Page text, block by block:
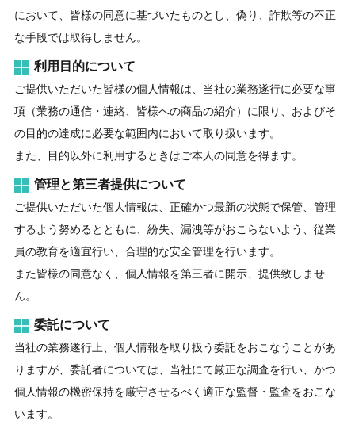
において、皆様の同意に基づいたものとし、偽り、詐欺等の不正
な手段では取得しません。
利用目的について
ご提供いただいた皆様の個人情報は、当社の業務遂行に必要な事
項（業務の通信・連絡、皆様への商品の紹介）に限り、およびそ
の目的の達成に必要な範囲内において取り扱います。
また、目的以外に利用するときはご本人の同意を得ます。
管理と第三者提供について
ご提供いただいた個人情報は、正確かつ最新の状態で保管、管理
するよう努めるとともに、紛失、漏洩等がおこらないよう、従業
員の教育を適宜行い、合理的な安全管理を行います。
また皆様の同意なく、個人情報を第三者に開示、提供致しませ
ん。
委託について
当社の業務遂行上、個人情報を取り扱う委託をおこなうことがあ
りますが、委託者については、当社にて厳正な調査を行い、かつ
個人情報の機密保持を厳守させるべく適正な監督・監査をおこな
います。